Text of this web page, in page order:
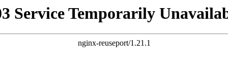
Service Temporarily
nginx-reuseport/1.21.1